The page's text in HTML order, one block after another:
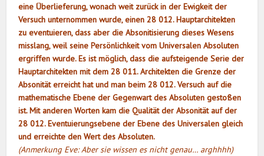
eine Überlieferung, wonach weit zurück in der Ewigkeit der
Versuch unternommen wurde, einen 28 012. Hauptarchitekten
zu eventuieren, dass aber die Absonitisierung dieses Wesens
misslang, weil seine Persönlichkeit vom Universalen Absoluten
ergriffen wurde. Es ist möglich, dass die aufsteigende Serie der
Hauptarchitekten mit dem 28 011. Architekten die Grenze der
Absonität erreicht hat und man beim 28 012. Versuch auf die
mathematische Ebene der Gegenwart des Absoluten gestoßen
ist. Mit anderen Worten kam die Qualität der Absonität auf der
28 012. Eventuierungsebene der Ebene des Universalen gleich
und erreichte den Wert des Absoluten.
(Anmerkung Eve: Aber sie wissen es nicht genau… arghhhh)